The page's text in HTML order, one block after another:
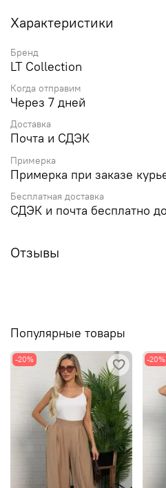
Характеристики
Бренд
LT Collection
Когда отправим
Через 7 дней
Доставка
Почта и СДЭК
Примерка
Примерка при заказе
Бесплатная доставка
СДЭК и почта бесплатно
Отзывы
Популярные товары
-20% -20%